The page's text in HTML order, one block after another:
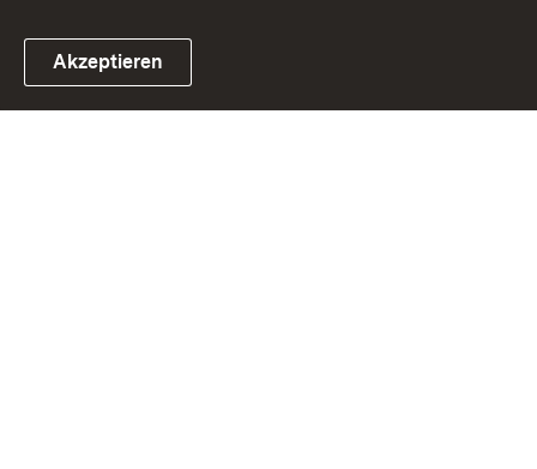
Link zum Landesportal
Akzeptieren